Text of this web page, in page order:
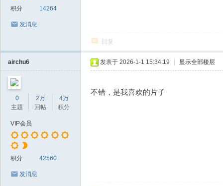
积分 14264
发消息
回复
airchu6
0
主题
2万
回帖
4万
积分
VIP会员
积分 42560
发消息
发表于 2026-1-1 15:34:19 显示全部楼层
不错，是我喜欢的片子